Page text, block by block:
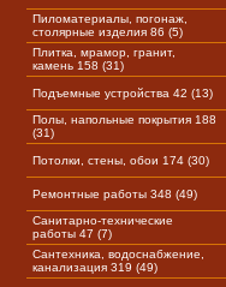
Пиломатериалы, погонаж,
столярные изделия 86 (5)
Плитка, мрамор, гранит,
камень 158 (31)
Подъемные устройства 42 (13)
Полы, напольные покрытия 188
(31)
Потолки, стены, обои 174 (30)
Ремонтные работы 348 (49)
Санитарно-технические
работы 47 (7)
Сантехника, водоснабжение,
канализация 319 (49)